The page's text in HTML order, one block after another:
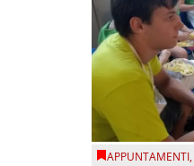
APPUNTAMENTI,